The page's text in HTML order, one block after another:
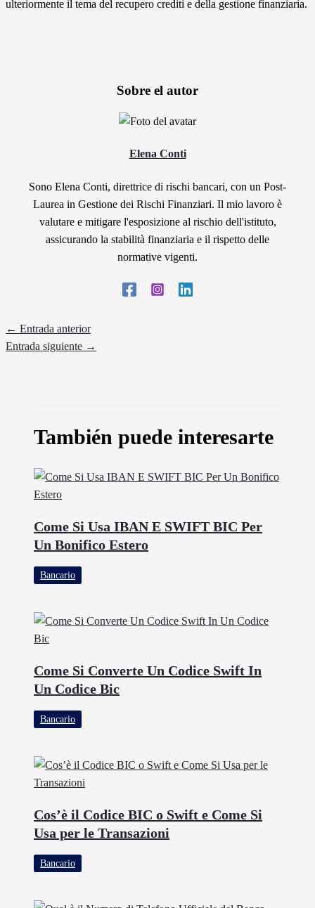
ulteriormente il tema del recupero crediti e della gestione finanziaria.
Sobre el autor
Elena Conti
Sono Elena Conti, direttrice di rischi bancari, con un Post-
Laurea in Gestione dei Rischi Finanziari. Il mio lavoro è
valutare e mitigare l'esposizione al rischio dell'istituto,
assicurando la stabilità finanziaria e il rispetto delle
normative vigenti.
← Entrada anterior
Entrada siguiente →
También puede interesarte
Come Si Usa IBAN E SWIFT BIC Per
Un Bonifico Estero
Bancario
Come Si Converte Un Codice Swift In
Un Codice Bic
Bancario
Cos’è il Codice BIC o Swift e Come Si
Usa per le Transazioni
Bancario